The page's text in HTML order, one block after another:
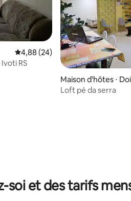
commentaires : 5 sur 5
Évaluation moyenne sur la base
4,88 (24)
RS
Maison d'hôtes ⋅
Loft pé da serra
soi et des tarifs